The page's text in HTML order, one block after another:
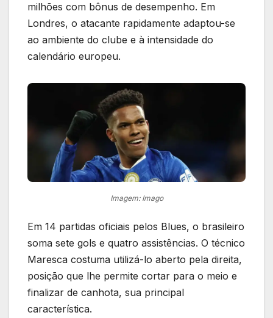
milhões com bônus de desempenho. Em
Londres, o atacante rapidamente adaptou-se
ao ambiente do clube e à intensidade do
calendário europeu.
Imagem: Imago
Em 14 partidas oficiais pelos Blues, o brasileiro
soma sete gols e quatro assistências. O técnico
Maresca costuma utilizá-lo aberto pela direita,
posição que lhe permite cortar para o meio e
finalizar de canhota, sua principal
característica.